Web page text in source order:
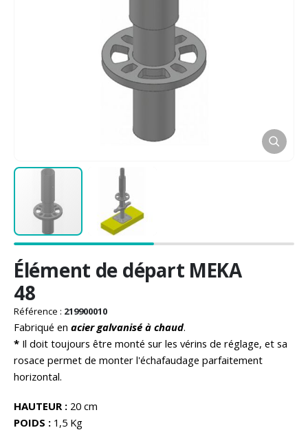
au
début
de
la
Galerie
d’images
Élément de départ MEKA
48
Référence : 219900010
Fabriqué en acier galvanisé à chaud.
* Il doit toujours être monté sur les vérins de réglage, et sa
rosace permet de monter l'échafaudage parfaitement
horizontal.
HAUTEUR : 20 cm
POIDS : 1,5 Kg